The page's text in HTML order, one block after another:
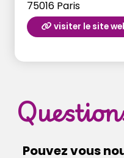
75016 Paris
visiter le site
Pouvez vous